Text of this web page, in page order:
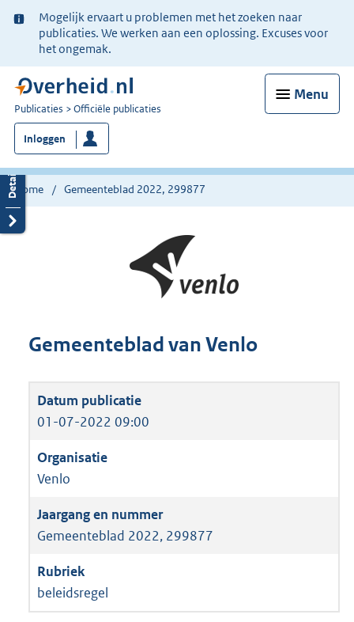
Ter
informatie:
Mogelijk ervaart u problemen met het zoeken naar
publicaties. We werken aan een oplossing. Excuses voor
het ongemak.
Menu
U
bent
nu
hier:
Publicaties Officiële publicaties
Inloggen
Home Gemeenteblad 2022, 299877
Gemeenteblad van Venlo
01-07-2022 09:00
Venlo
Gemeenteblad 2022, 299877
beleidsregel